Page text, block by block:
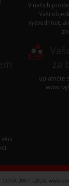
V našich
Vaši
vyzvednout,
uplatněte
.
2007 - 2026,